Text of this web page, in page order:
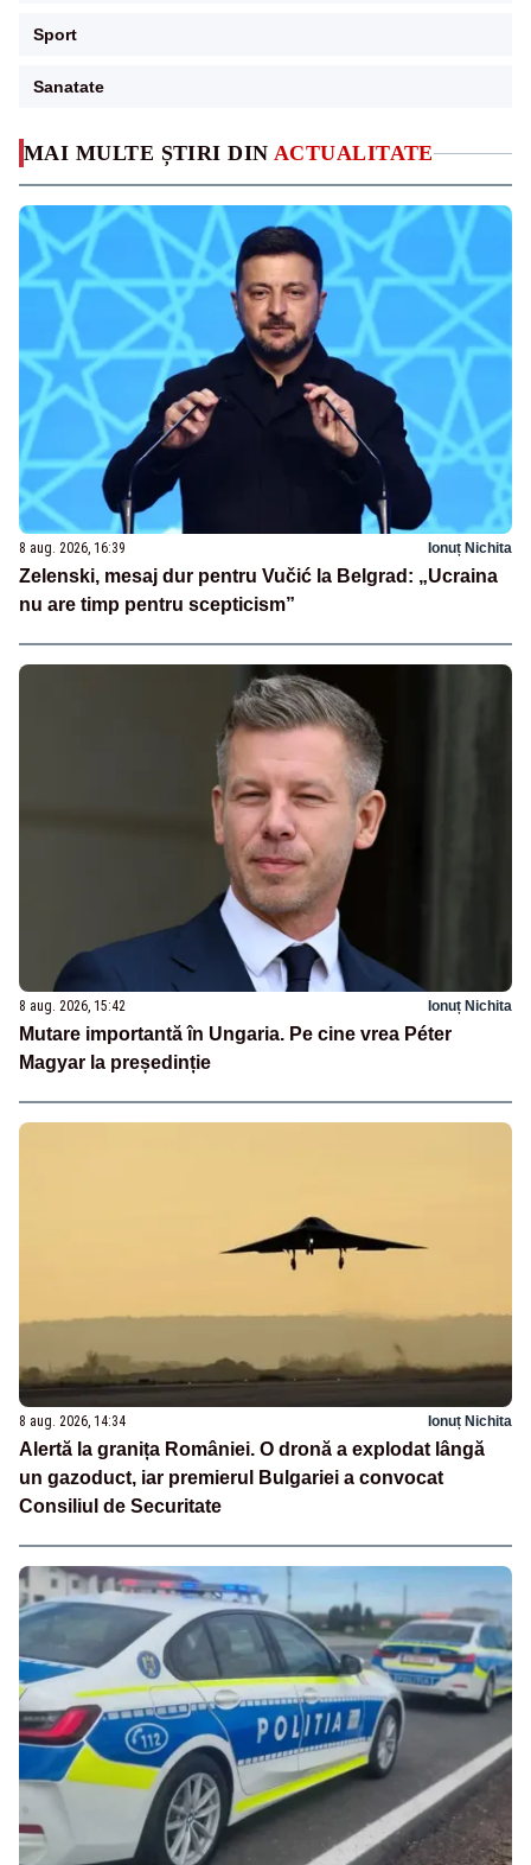
MAI MULTE ȘTIRI DIN ACTUALITATE
8 aug. 2026, 16:39 Ionuț Nichita
Zelenski, mesaj dur pentru Vučić la Belgrad: „Ucraina
nu are timp pentru scepticism”
8 aug. 2026, 15:42 Ionuț Nichita
Mutare importantă în Ungaria. Pe cine vrea Péter
Magyar la președinție
8 aug. 2026, 14:34 Ionuț Nichita
Alertă la granița României. O dronă a explodat lângă
un gazoduct, iar premierul Bulgariei a convocat
Consiliul de Securitate
Sport
Sanatate